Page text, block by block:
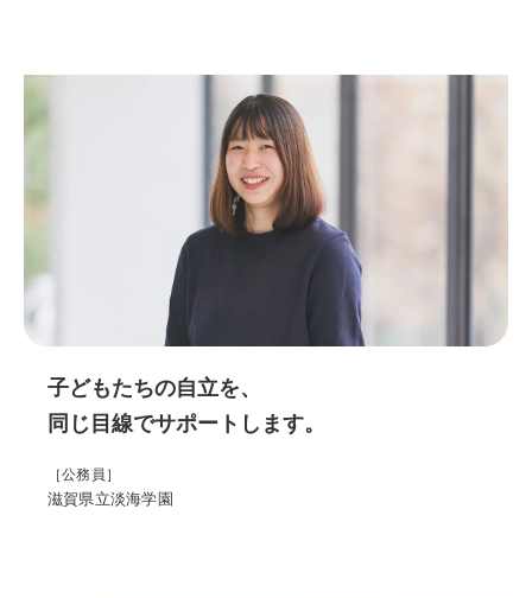
子どもたちの自立を、
同じ目線でサポートします。
［公務員］
滋賀県立淡海学園